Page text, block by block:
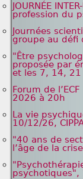
JOURNÉE
profession du
Journées
groupe au défi
"Être
proposée par
et les 7, 14,
Forum de
2026 à 20h
La vie
10/12/26,
"40 ans de
l’âge de la
psychotiques",